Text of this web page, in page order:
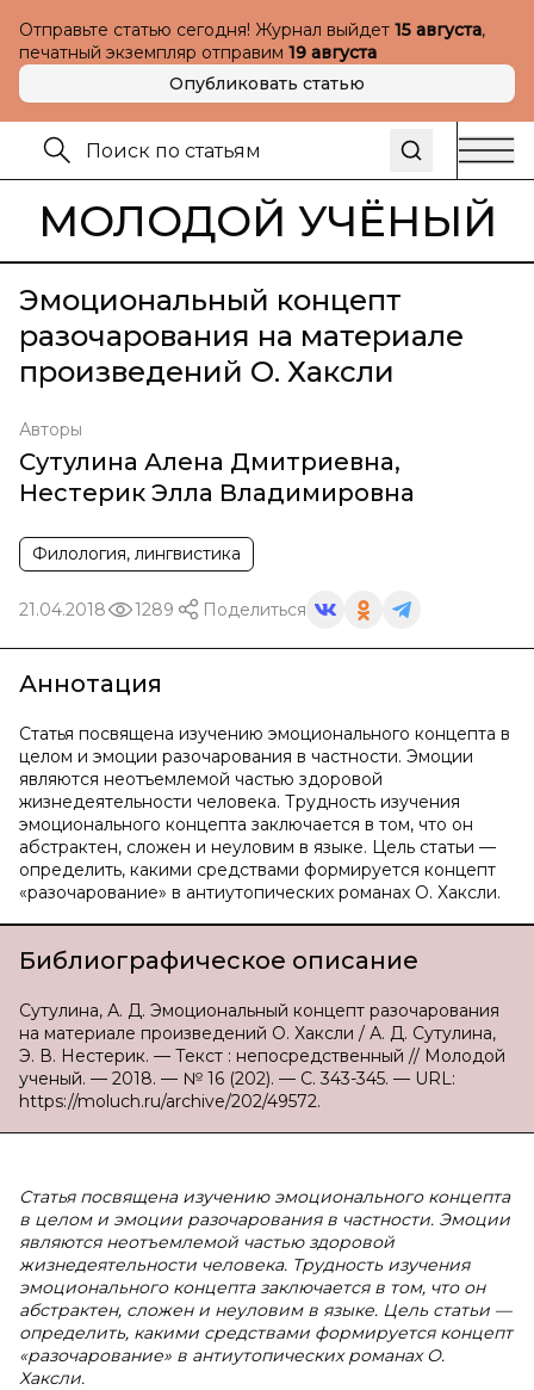
Отправьте статью сегодня! Журнал выйдет 15 августа,
печатный экземпляр отправим 19 августа
Опубликовать статью
МОЛОДОЙ УЧЁНЫЙ
Эмоциональный концепт
разочарования на материале
произведений О. Хаксли
Авторы
Сутулина Алена Дмитриевна,
Нестерик Элла Владимировна
Филология, лингвистика
21.04.2018 1289 Поделиться
Аннотация
Статья посвящена изучению эмоционального концепта в
целом и эмоции разочарования в частности. Эмоции
являются неотъемлемой частью здоровой
жизнедеятельности человека. Трудность изучения
эмоционального концепта заключается в том, что он
абстрактен, сложен и неуловим в языке. Цель статьи —
определить, какими средствами формируется концепт
«разочарование» в антиутопических романах О. Хаксли.
Библиографическое описание
Сутулина, А. Д. Эмоциональный концепт разочарования
на материале произведений О. Хаксли / А. Д. Сутулина,
Э. В. Нестерик. — Текст : непосредственный // Молодой
ученый. — 2018. — № 16 (202). — С. 343-345. — URL:
https://moluch.ru/archive/202/49572.
Статья посвящена изучению эмоционального концепта
в целом и эмоции разочарования в частности. Эмоции
являются неотъемлемой частью здоровой
жизнедеятельности человека. Трудность изучения
эмоционального концепта заключается в том, что он
абстрактен, сложен и неуловим в языке. Цель статьи —
определить, какими средствами формируется концепт
«разочарование» в антиутопических романах О.
Хаксли.